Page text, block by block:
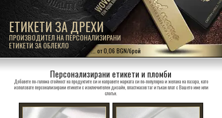
ЕТИКЕТИ ЗА ДРЕХИ
ПРОИЗВОДИТЕЛ НА ПЕРСОНАЛИЗИРАНИ
ЕТИКЕТИ ЗА ОБЛЕКЛО
... от 0,06 BGN/брой
Персонализирани етикети и пломби
Добавете по-голяма стойност на продуктите си и направете марката си по-популярна и желана на пазара, като
използвате персонализирани етикети с изключителен дизайн, пластмасов таг и тъкан плат с Вашето име или
слогън.